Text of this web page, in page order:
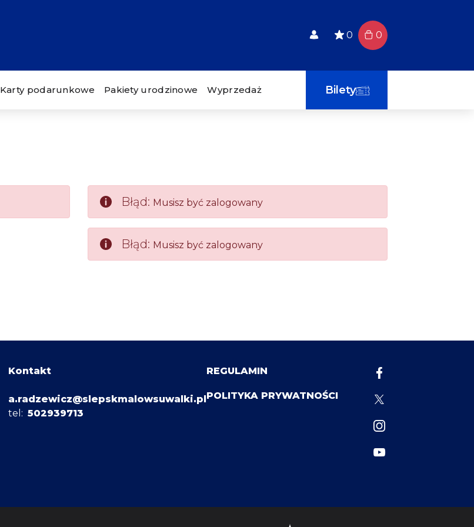
0 0
Karty podarunkowe Pakiety urodzinowe Wyprzedaż Bilety
Błąd: Musisz być zalogowany
Błąd: Musisz być zalogowany
Kontakt
a.radzewicz@slepskmalowsuwalki.pl
tel:502939713
REGULAMIN
POLITYKA PRYWATNOŚCI